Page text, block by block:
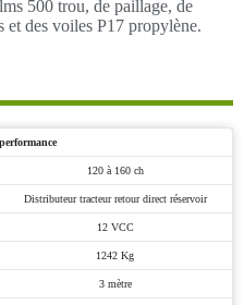
500 trou, de paillage, de
et des voiles P17 propylène.
120 à 160 ch
Distributeur tracteur retour direct réservoir
12 VCC
1242 Kg
3 mètre